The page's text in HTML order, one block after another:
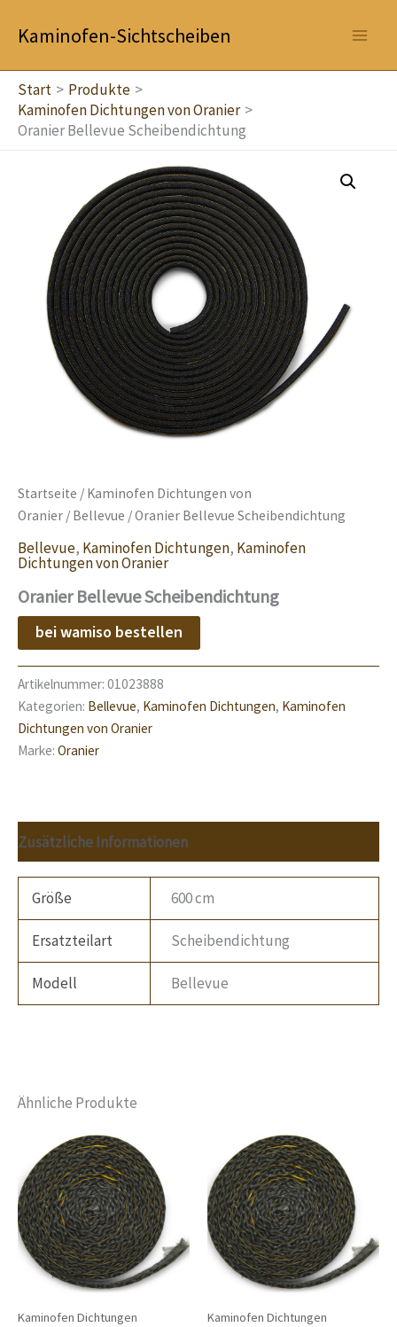
InhaltKaminofen-Sichtscheiben
Start
Produkte
Kaminofen Dichtungen von Oranier
Oranier Bellevue Scheibendichtung
Startseite / Kaminofen Dichtungen von
Oranier / Bellevue / Oranier Bellevue Scheibendichtung
Bellevue, Kaminofen Dichtungen, Kaminofen
Dichtungen von Oranier
Oranier Bellevue Scheibendichtung
bei wamiso bestellen
Artikelnummer: 01023888
Kategorien: Bellevue, Kaminofen Dichtungen, Kaminofen
Dichtungen von Oranier
Marke: Oranier
Zusätzliche Informationen
Größe 600 cm
Ersatzteilart Scheibendichtung
Modell Bellevue
Ähnliche Produkte
Kaminofen Dichtungen Kaminofen Dichtungen